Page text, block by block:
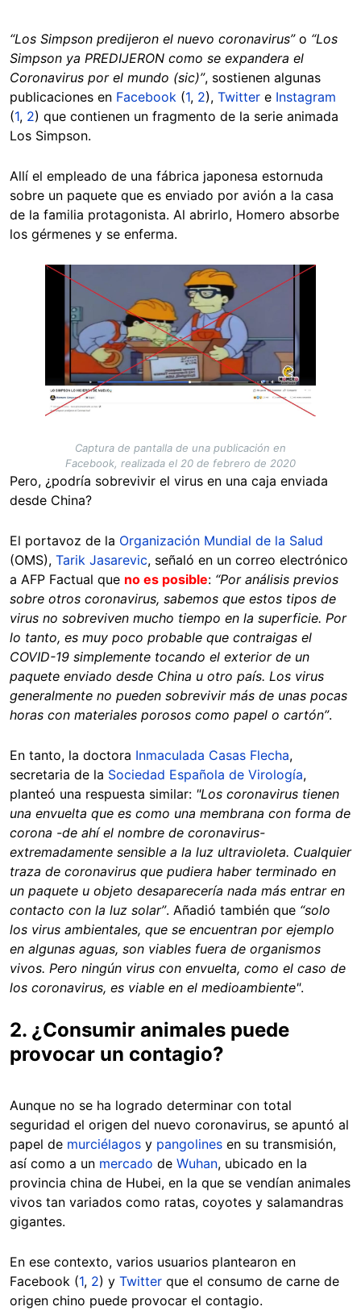
“Los Simpson predijeron el nuevo coronavirus”o “Los
Simpson ya PREDIJERON como se expandera el
Coronavirus por el mundo (sic)”, sostienen algunas
publicaciones en Facebook (1, 2), Twitter e Instagram
(1, 2) que contienen un fragmento de la serie animada
Los Simpson.
Allí el empleado de una fábrica japonesa estornuda
sobre un paquete que es enviado por avión a la casa
de la familia protagonista. Al abrirlo, Homero absorbe
los gérmenes y se enferma.
Image
Captura de pantalla de una publicación en
Facebook, realizada el 20 de febrero de 2020
Pero, ¿podría sobrevivir el virus en una caja enviada
desde China?
El portavoz de la Organización Mundial de la Salud
(OMS), Tarik Jasarevic, señaló en un correo electrónico
a AFP Factual que no es posible: “Por análisis previos
sobre otros coronavirus, sabemos que estos tipos de
virus no sobreviven mucho tiempo en la superficie. Por
lo tanto, es muy poco probable que contraigas el
COVID-19 simplemente tocando el exterior de un
paquete enviado desde China u otro país. Los virus
generalmente no pueden sobrevivir más de unas pocas
horas con materiales porosos como papel o cartón”.
En tanto, la doctora Inmaculada Casas Flecha,
secretaria de la Sociedad Española de Virología,
planteó una respuesta similar: "Los coronavirus tienen
una envuelta que es como una membrana con forma de
corona -de ahí el nombre de coronavirus-
extremadamente sensible a la luz ultravioleta. Cualquier
traza de coronavirus que pudiera haber terminado en
un paquete u objeto desaparecería nada más entrar en
contacto con la luz solar”. Añadió también que “solo
los virus ambientales, que se encuentran por ejemplo
en algunas aguas, son viables fuera de organismos
vivos. Pero ningún virus con envuelta, como el caso de
los coronavirus, es viable en el medioambiente".
2. ¿Consumir animales puede
provocar un contagio?
Aunque no se ha logrado determinar con total
seguridad el origen del nuevo coronavirus, se apuntó al
papel de murciélagos y pangolines en su transmisión,
así como a un mercado de Wuhan, ubicado en la
provincia china de Hubei, en la que se vendían animales
vivos tan variados como ratas, coyotes y salamandras
gigantes.
En ese contexto, varios usuarios plantearon en
Facebook (1, 2) y Twitter que el consumo de carne de
origen chino puede provocar el contagio.